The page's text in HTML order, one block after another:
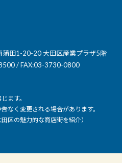
蒲田1-20-20 大田区産業プラザ5階
/ FAX:03-3730-0800
ます。
なく変更される場合があります。
区の魅力的な商店街を紹介）